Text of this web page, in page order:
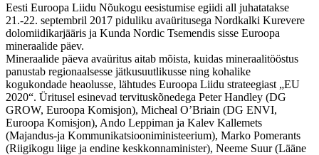
Eesti Euroopa Liidu Nõukogu eesistumise egiidi all juhatatakse
21.-22. septembril 2017 piduliku avaüritusega Nordkalki Kurevere
dolomiidikarjääris ja Kunda Nordic Tsemendis sisse Euroopa
mineraalide päev.
Mineraalide päeva avaüritus aitab mõista, kuidas mineraalitööstus
panustab regionaalsesse jätkusuutlikusse ning kohalike
kogukondade heaolusse, lähtudes Euroopa Liidu strateegiast „EU
2020“. Üritusel esinevad tervituskõnedega Peter Handley (DG
GROW, Euroopa Komisjon), Micheal O’Briain (DG ENVI,
Euroopa Komisjon), Ando Leppiman ja Kalev Kallemets
(Majandus-ja Kommunikatsiooniministeerium), Marko Pomerants
(Riigikogu liige ja endine keskkonnaminister), Neeme Suur (Lääne